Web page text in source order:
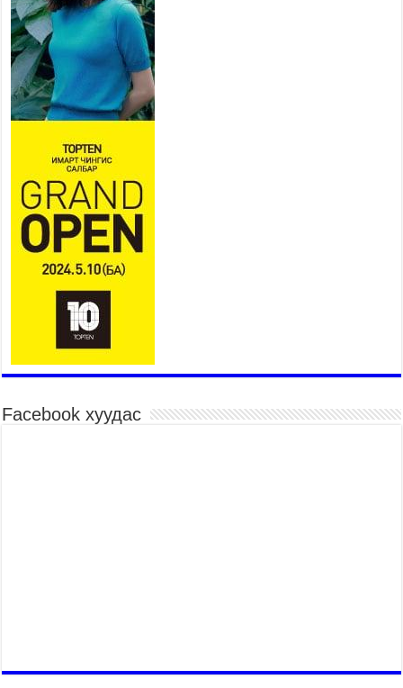
Тусгай замын автобус /BRT/
төслийн удирдах хорооны
ээлжит хуралдаан боллоо
2026 оны 7 сар 21 / 16 цаг 43 минут
Ерөнхий сайд Н.Учрал БНХАУ-аас Монгол Улсад
суугаа Элчин сайд Шэнь Миньжюанийг хүлээн
авч уулзав
2026 оны 7 сар 21 / 16 цаг 39 минут
БҮГД НАЙРАМДАХ ТАЖИКИСТАН УЛСТАЙ
ЭДИЙН ЗАСГИЙН ХАМТЫН АЖИЛЛАГААГ
ӨРГӨЖҮҮЛНЭ
2026 оны 7 сар 21 / 16 цаг 34 минут
26,992 суралцагч хотхоны бага сургуульд, 8100
суралцагч төрөлжсөн ахлах сургуульд
2026 оны 7 сар 21 / 13 цаг 43 минут
COP17 хурлын үеэрх замын хөдөлгөөн, нийтийн
тээврийн зохицуулалт, сургууль, цэцэрлэг, зах,
худалдааны төвийн ажиллах хуваарийг гаргаж,
иргэдэд мэдээлэхийг үүрэг болголоо
Гэр бүлийн хэрэг шүүхэд хянан шийдвэрлэх
Байнгын хорооны дарга М.Мандхай Цөлжилттэй
Facebook хуудас